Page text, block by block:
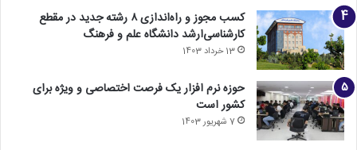
کسب مجوز و راه‌اندازی ۸ رشته جدید در مقطع
کارشناسی‌ارشد دانشگاه علم و فرهنگ
13 خرداد 1403
حوزه نرم افزار یک فرصت اختصاصی و ویژه برای
کشور است
7 شهریور 1403